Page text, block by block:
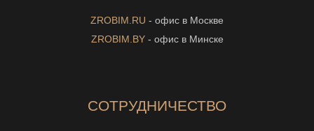
ZROBIM.RU - офис в Москве
ZROBIM.BY- офис в Минске
СОТРУДНИЧЕСТВО